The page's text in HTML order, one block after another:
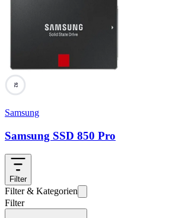
92
Samsung
Samsung SSD 850 Pro
Filter
Filter & Kategorien
Filter